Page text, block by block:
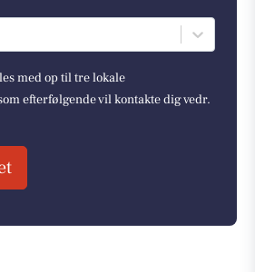
med op til tre lokale
efterfølgende vil kontakte dig vedr.